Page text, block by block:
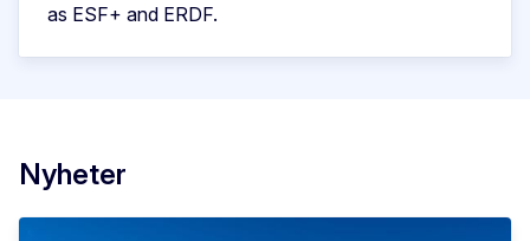
as ESF+ and ERDF.
Nyheter